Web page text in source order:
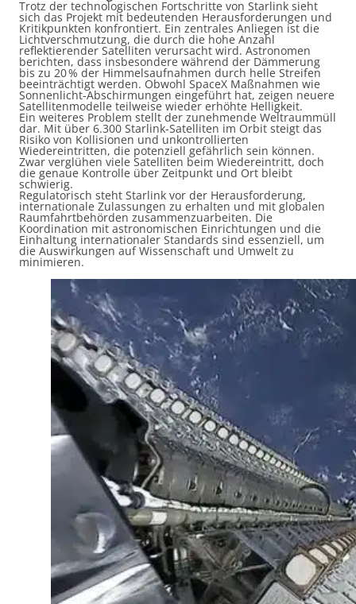
Trotz der technologischen Fortschritte von Starlink sieht
sich das Projekt mit bedeutenden Herausforderungen und
Kritikpunkten konfrontiert. Ein zentrales Anliegen ist die
Lichtverschmutzung, die durch die hohe Anzahl
reflektierender Satelliten verursacht wird. Astronomen
berichten, dass insbesondere während der Dämmerung
bis zu 20 % der Himmelsaufnahmen durch helle Streifen
beeinträchtigt werden. Obwohl SpaceX Maßnahmen wie
Sonnenlicht-Abschirmungen eingeführt hat, zeigen neuere
Satellitenmodelle teilweise wieder erhöhte Helligkeit.
Ein weiteres Problem stellt der zunehmende Weltraummüll
dar. Mit über 6.300 Starlink-Satelliten im Orbit steigt das
Risiko von Kollisionen und unkontrollierten
Wiedereintritten, die potenziell gefährlich sein können.
Zwar verglühen viele Satelliten beim Wiedereintritt, doch
die genaue Kontrolle über Zeitpunkt und Ort bleibt
schwierig.
Regulatorisch steht Starlink vor der Herausforderung,
internationale Zulassungen zu erhalten und mit globalen
Raumfahrtbehörden zusammenzuarbeiten. Die
Koordination mit astronomischen Einrichtungen und die
Einhaltung internationaler Standards sind essenziell, um
die Auswirkungen auf Wissenschaft und Umwelt zu
minimieren.